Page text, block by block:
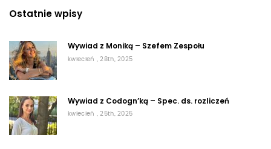
Ostatnie wpisy
Wywiad z Moniką – Szefem Zespołu
kwiecień , 28th, 2025
Wywiad z Codogn’ką – Spec. ds. rozliczeń
kwiecień , 25th, 2025